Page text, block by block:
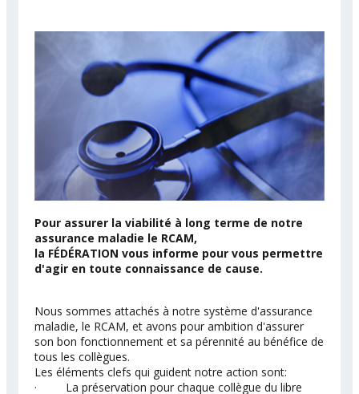
Pour assurer la viabilité à long terme de notre
assurance maladie le RCAM,
la FÉDÉRATION vous informe pour vous permettre
d'agir en toute connaissance de cause.
Nous sommes attachés à notre système d'assurance
maladie, le RCAM, et avons pour ambition d'assurer
son bon fonctionnement et sa pérennité au bénéfice de
tous les collègues.
Les éléments clefs qui guident notre action sont:
· La préservation pour chaque collègue du libre